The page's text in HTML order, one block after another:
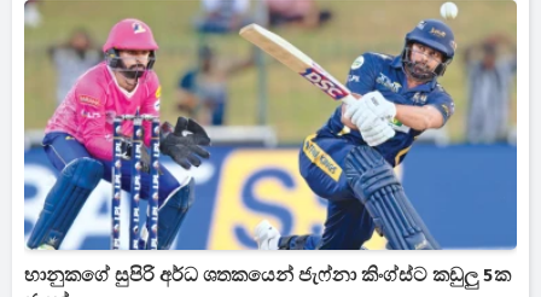
භානුකගේ සුපිරි අර්ධ ශතකයෙන් ජැෆ්නා කිංග්ස්ට කඩුලු 5ක